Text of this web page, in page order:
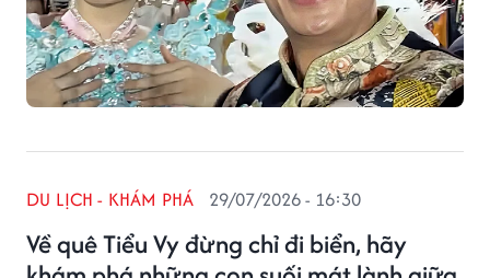
Về quê Tiểu Vy đừng chỉ đi biển, hãy
DU LỊCH - KHÁM PHÁ 29/07/2026 - 16:30